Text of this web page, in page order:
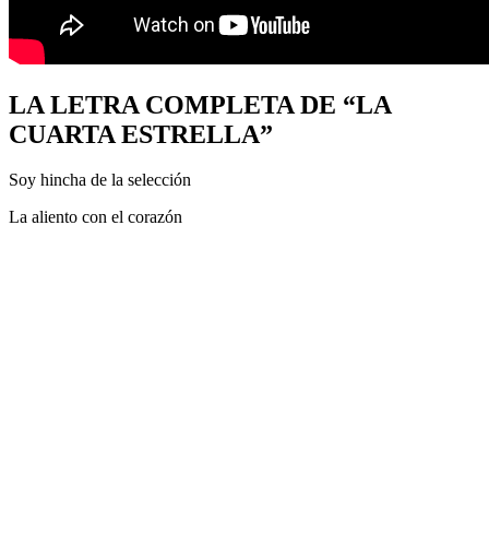
LA LETRA COMPLETA DE “LA
CUARTA ESTRELLA”
Soy hincha de la selección
La aliento con el corazón